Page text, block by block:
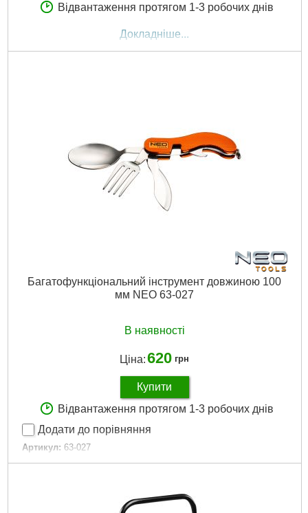
Відвантаження протягом 1-3 робочих днів
Докладніше...
Багатофункціональний інструмент довжиною 100
мм NEO 63-027
В наявності
Ціна:620 грн
Купити
Відвантаження протягом 1-3 робочих днів
Додати до порівняння
Артикул: 63-027
Код товару: 17.48.65
250x100x40 мм